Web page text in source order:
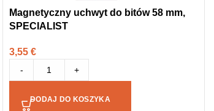
Magnetyczny uchwyt do bitów 58 mm,
SPECIALIST
3,55 €
- +
DODAJ DO KOSZYKA